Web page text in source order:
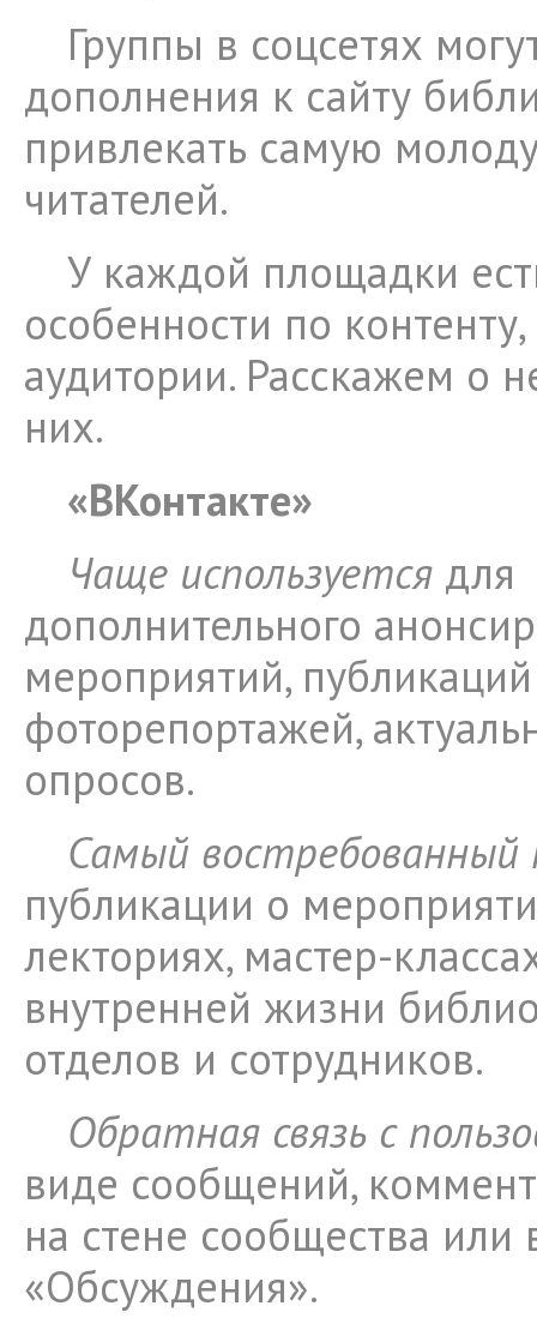
Группы в соцсетях
дополнения к сайту
привлекать самую
читателей.
У каждой площадки
особенности по
аудитории. Расскажем о
них.
«ВКонтакте»
Чаще используется для
дополнительного
мероприятий, публикаций
фоторепортажей,
опросов.
Самый
публикации о
лекториях, мастер-
внутренней жизни
отделов и сотрудников.
Обратная связь с
виде сообщений,
на стене сообщества или
«Обсуждения».